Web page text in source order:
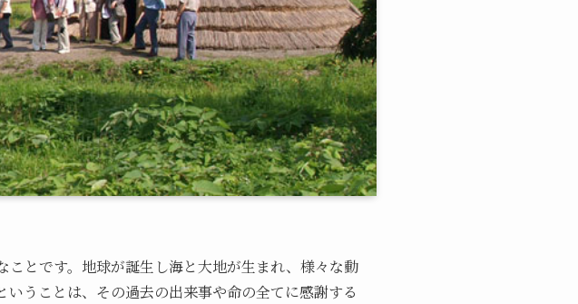
とです。地球が誕生し海と大地が生まれ、様々な動
うことは、その過去の出来事や命の全てに感謝する